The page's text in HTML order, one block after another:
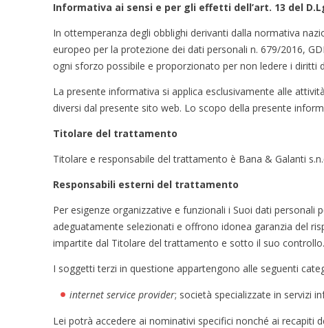
Informativa ai sensi e per gli effetti dell’art. 13 del
In ottemperanza degli obblighi derivanti dalla normativa
europeo per la protezione dei dati personali n. 679/2016,
ogni sforzo possibile e proporzionato per non ledere i diritti
La presente informativa si applica esclusivamente alle
diversi dal presente sito web. Lo scopo della presente
Titolare del trattamento
Titolare e responsabile del trattamento è Bana & Galanti
Responsabili esterni del trattamento
Per esigenze organizzative e funzionali i Suoi dati
adeguatamente selezionati e offrono idonea garanzia del
impartite dal Titolare del trattamento e sotto il suo controllo.
I soggetti terzi in questione appartengono alle seguenti
internet service provider; società specializzate in servizi
Lei potrà accedere ai nominativi specifici nonché ai